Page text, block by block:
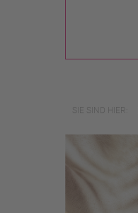
SIE SIND HIER: